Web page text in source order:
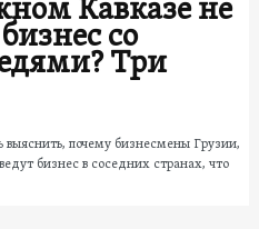
Кавказе не
со
Три
почему бизнесмены Грузии,
бизнес в соседних странах, что